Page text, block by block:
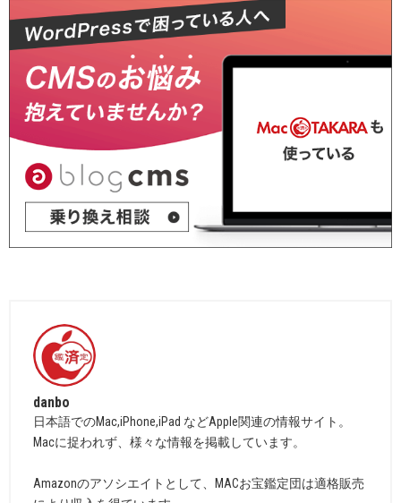
danbo
日本語でのMac,iPhone,iPad などApple関連の情報サイト。
Macに捉われず、様々な情報を掲載しています。
Amazonのアソシエイトとして、MACお宝鑑定団は適格販売